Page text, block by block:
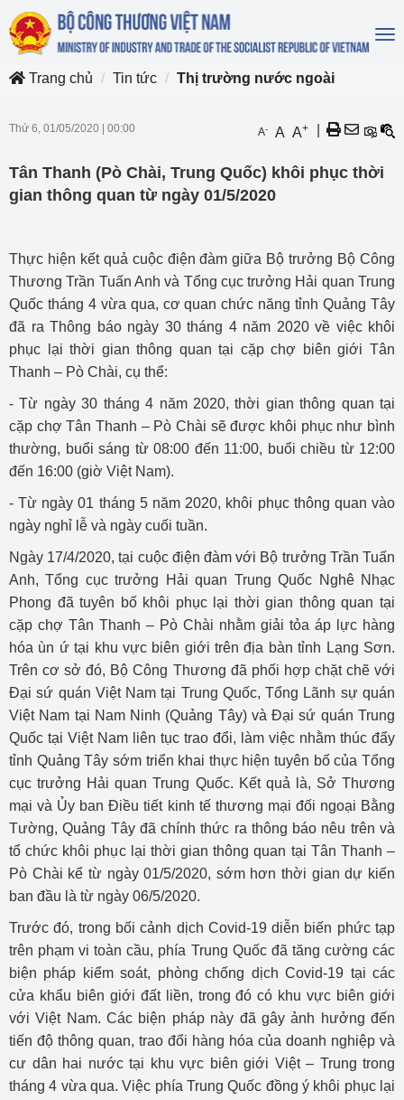
Trang chủ
Tin tức Thị trường nước ngoài
Thứ 6, 01/05/2020 00:00 A- A A+
Tân Thanh (Pò Chài, Trung Quốc) khôi phục thời
gian thông quan từ ngày 01/5/2020
Thực hiện kết quả cuộc điện đàm giữa Bộ trưởng Bộ Công
Thương Trần Tuấn Anh và Tổng cục trưởng Hải quan Trung
Quốc tháng 4 vừa qua, cơ quan chức năng tỉnh Quảng Tây
đã ra Thông báo ngày 30 tháng 4 năm 2020 về việc khôi
phục lại thời gian thông quan tại cặp chợ biên giới Tân
Thanh – Pò Chài, cụ thể:
- Từ ngày 30 tháng 4 năm 2020, thời gian thông quan tại
cặp chợ Tân Thanh – Pò Chài sẽ được khôi phục như bình
thường, buổi sáng từ 08:00 đến 11:00, buổi chiều từ 12:00
đến 16:00 (giờ Việt Nam).
- Từ ngày 01 tháng 5 năm 2020, khôi phục thông quan vào
ngày nghỉ lễ và ngày cuối tuần.
Ngày 17/4/2020, tại cuộc điện đàm với Bộ trưởng Trần Tuấn
Anh, Tổng cục trưởng Hải quan Trung Quốc Nghê Nhạc
Phong đã tuyên bố khôi phục lại thời gian thông quan tại
cặp chợ Tân Thanh – Pò Chài nhằm giải tỏa áp lực hàng
hóa ùn ứ tại khu vực biên giới trên địa bàn tỉnh Lạng Sơn.
Trên cơ sở đó, Bộ Công Thương đã phối hợp chặt chẽ với
Đại sứ quán Việt Nam tại Trung Quốc, Tổng Lãnh sự quán
Việt Nam tại Nam Ninh (Quảng Tây) và Đại sứ quán Trung
Quốc tại Việt Nam liên tục trao đổi, làm việc nhằm thúc đẩy
tỉnh Quảng Tây sớm triển khai thực hiện tuyên bố của Tổng
cục trưởng Hải quan Trung Quốc. Kết quả là, Sở Thương
mại và Ủy ban Điều tiết kinh tế thương mại đối ngoại Bằng
Tường, Quảng Tây đã chính thức ra thông báo nêu trên và
tổ chức khôi phục lại thời gian thông quan tại Tân Thanh –
Pò Chài kể từ ngày 01/5/2020, sớm hơn thời gian dự kiến
ban đầu là từ ngày 06/5/2020.
Trước đó, trong bối cảnh dịch Covid-19 diễn biến phức tạp
trên phạm vi toàn cầu, phía Trung Quốc đã tăng cường các
biện pháp kiểm soát, phòng chống dịch Covid-19 tại các
cửa khẩu biên giới đất liền, trong đó có khu vực biên giới
với Việt Nam. Các biện pháp này đã gây ảnh hưởng đến
tiến độ thông quan, trao đổi hàng hóa của doanh nghiệp và
cư dân hai nước tại khu vực biên giới Việt – Trung trong
tháng 4 vừa qua. Việc phía Trung Quốc đồng ý khôi phục lại